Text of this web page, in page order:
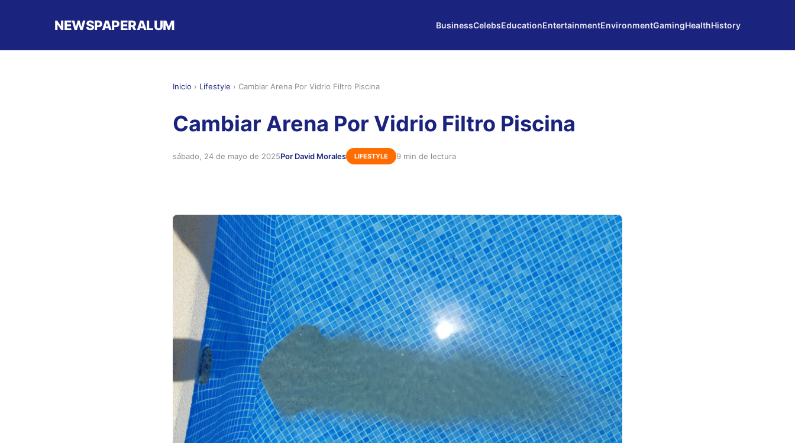
NEWSPAPERALUM BusinessCelebsEducationEntertainmentEnvironmentGamingHealthHistory
Inicio › Lifestyle › Cambiar Arena Por Vidrio Filtro Piscina
Cambiar Arena Por Vidrio Filtro Piscina
sábado, 24 de mayo de 2025Por David Morales LIFESTYLE 9 min de lectura